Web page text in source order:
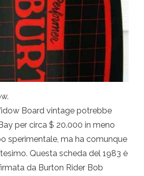
Board vintage potrebbe
per circa $ 20.000 in meno
sperimentale, ma ha comunque
Questa scheda del 1983 è
da Burton Rider Bob